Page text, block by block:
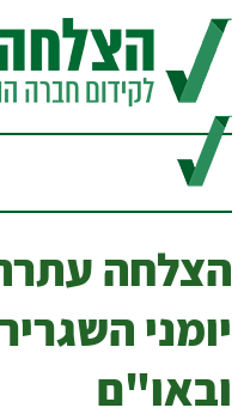
הצלחה
יומני
ובאו"ם